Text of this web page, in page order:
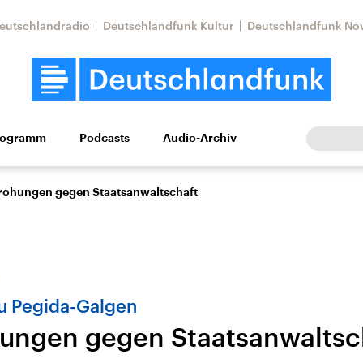
Deutschlandfunk Kultur Deutschlandfunk
Wissen Kultur Europa
Beiträge,
Nahostkonflikt
Aktuelle Lage und
Iran
Podcasts Audio-Archiv
gegen Staatsanwaltschaft
Pegida-Galgen
gegen